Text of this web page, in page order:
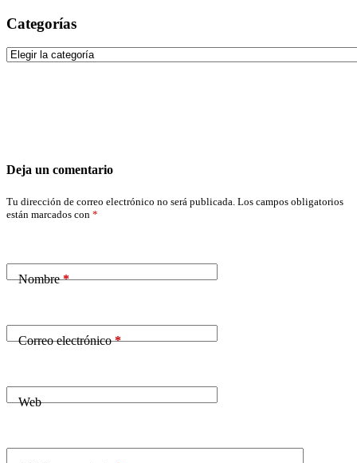
Categorías
Categorías
Deja un comentario
Tu dirección de correo electrónico no será publicada. Los campos obligatorios
están marcados con *
Nombre*
Correo electrónico*
Web